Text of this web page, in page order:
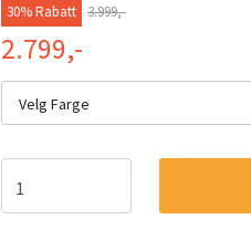
30% Rabatt 3.999,-
2.799,-
Velg Farge